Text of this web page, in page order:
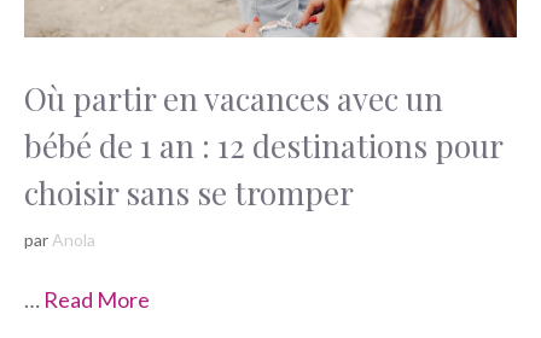
Où partir en vacances avec un
bébé de 1 an : 12 destinations pour
choisir sans se tromper
par Anola
… Read More